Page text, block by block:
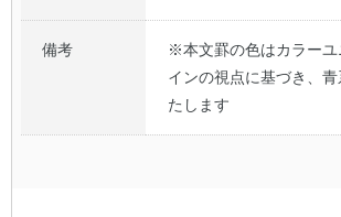
備考
※本文罫の色はカラー
インの視点に基づき、
たします